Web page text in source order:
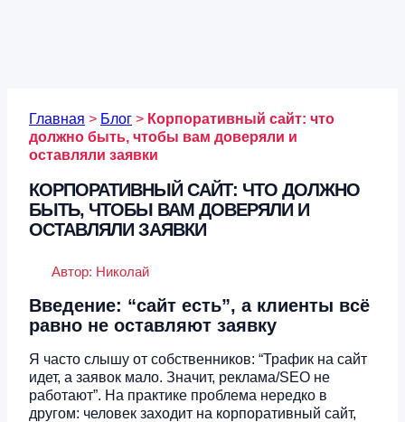
Главная > Блог > Корпоративный сайт: что
должно быть, чтобы вам доверяли и
оставляли заявки
КОРПОРАТИВНЫЙ САЙТ: ЧТО ДОЛЖНО
БЫТЬ, ЧТОБЫ ВАМ ДОВЕРЯЛИ И
ОСТАВЛЯЛИ ЗАЯВКИ
Автор: Николай
Введение: “сайт есть”, а клиенты всё
равно не оставляют заявку
Я часто слышу от собственников: “Трафик на сайт
идет, а заявок мало. Значит, реклама/SEO не
работают”. На практике проблема нередко в
другом: человек заходит на корпоративный сайт,